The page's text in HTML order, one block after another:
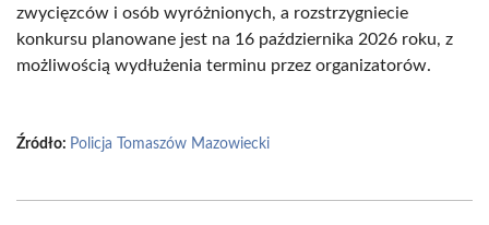
zwycięzców i osób wyróżnionych, a rozstrzygniecie
konkursu planowane jest na 16 października 2026 roku, z
możliwością wydłużenia terminu przez organizatorów.
Źródło: Policja Tomaszów Mazowiecki